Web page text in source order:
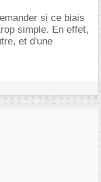
si ce biais
simple. En effet,
et d'une